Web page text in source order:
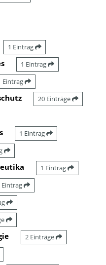
1 Eintrag
1 Eintrag
Eintrag
20 Einträge
1 Eintrag
1 Eintrag
Eintrag
2 Einträge